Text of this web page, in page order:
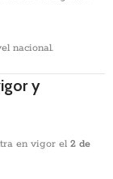
nacional.
y
en vigor el 2 de